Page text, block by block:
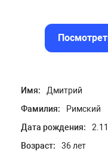
Имя:
Дмитрий
Фамилия:
Римский
Дата рождения:
Возраст:
36 лет